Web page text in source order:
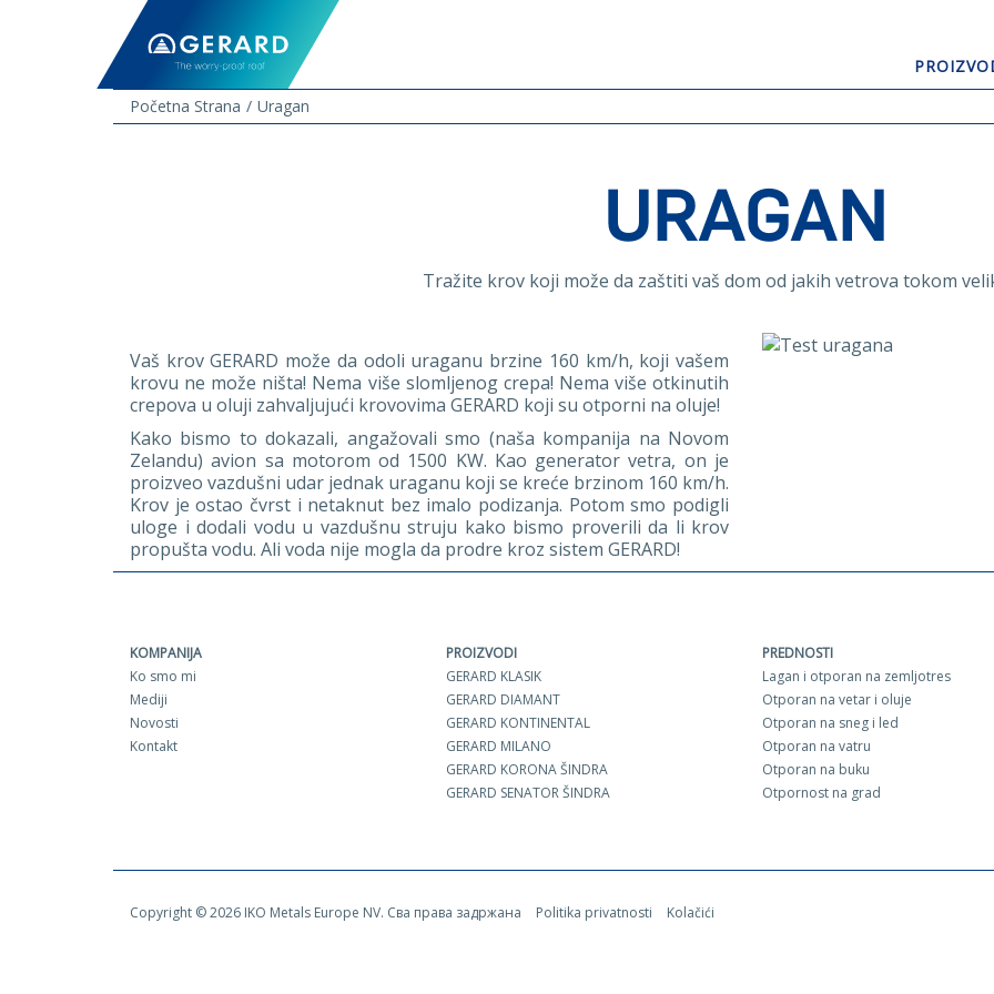
Početna Strana
Uragan
URAGAN
Tražite krov koji može da zaštiti vaš dom od jakih vetrova tokom
Vaš krov GERARD može da odoli uraganu brzine 160 km/h, koji vašem
krovu ne može ništa! Nema više slomljenog crepa! Nema više otkinutih
crepova u oluji zahvaljujući krovovima GERARD koji su otporni na oluje!
Kako bismo to dokazali, angažovali smo (naša kompanija na Novom
Zelandu) avion sa motorom od 1500 KW. Kao generator vetra, on je
proizveo vazdušni udar jednak uraganu koji se kreće brzinom 160 km/h.
Krov je ostao čvrst i netaknut bez imalo podizanja. Potom smo podigli
uloge i dodali vodu u vazdušnu struju kako bismo proverili da li krov
propušta vodu. Ali voda nije mogla da prodre kroz sistem GERARD!
KOMPANIJA
Ko smo mi
Mediji
Novosti
Kontakt
PROIZVODI
GERARD KLASIK
GERARD DIAMANT
GERARD KONTINENTAL
GERARD MILANO
GERARD KORONA ŠINDRA
GERARD SENATOR ŠINDRA
PREDNOSTI
Lagan i otporan na zemljotres
Otporan na vetar i oluje
Otporan na sneg i led
Otporan na vatru
Otporan na buku
Otpornost na grad
Copyright © 2026 IKO Metals Europe NV. Сва права задржана Politika privatnosti Kolačići